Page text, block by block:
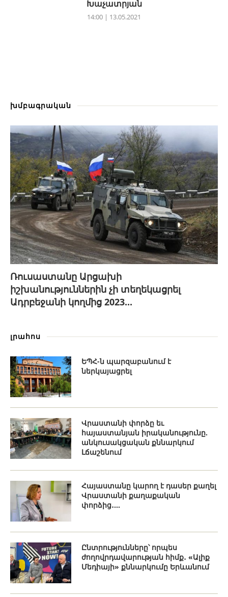
Խաչատրյան
14:00 | 13.05.2021
խմբագրական
Ռուսաստանը Արցախի
իշխանություններին չի տեղեկացրել
Ադրբեջանի կողմից 2023...
լրահոս
ԵՊՀ-ն պարզաբանում է
ներկայացրել
Վրաստանի փորձը եւ
հայաստանյան իրականությունը.
անկուսակցական քննարկում
Լճաշենում
Հայաստանը կարող է դասեր քաղել
Վրաստանի քաղաքական
փորձից․...
Ընտրությունները՝ որպես
ժողովրդավարության հիմք․ «Ալիք
Մեդիայի» քննարկումը Երևանում